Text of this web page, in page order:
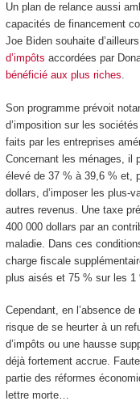
Un plan de relance aussi
capacités de financement
Joe Biden souhaite d’ailleurs
d’impôts accordées par
bénéficié aux plus riches.
Son programme prévoit
d’imposition sur les
faits par les entreprises
Concernant les ménages, il
élevé de 37 % à 39,6 % et,
dollars, d’imposer les plus-
autres revenus. Une taxe
400 000 dollars par an
maladie. Dans ces
charge fiscale
plus aisés et 75 % sur les 1
Cependant, en l’absence
risque de se heurter à un
d’impôts ou une hausse
déjà fortement accrue.
partie des réformes
lettre morte…